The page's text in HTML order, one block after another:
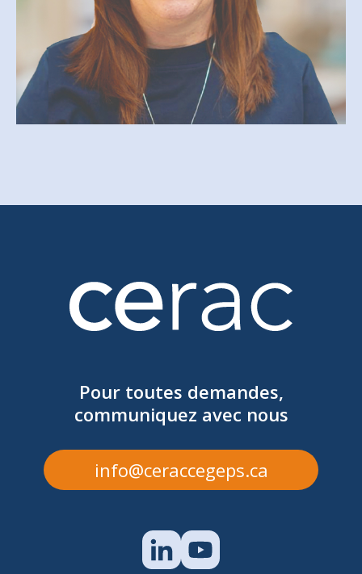
Johanne.laroche@cegepmv.ca
MAGALI ROBITAILLE
magali.robitaille@cegepmv.ca
Pour toutes demandes,
communiquez avec nous
info@ceraccegeps.ca